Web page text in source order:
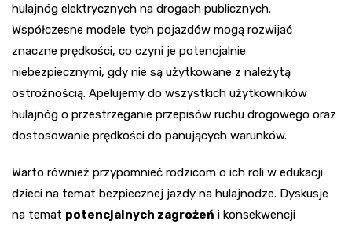
hulajnóg elektrycznych na drogach publicznych.
Współczesne modele tych pojazdów mogą rozwijać
znaczne prędkości, co czyni je potencjalnie
niebezpiecznymi, gdy nie są użytkowane z należytą
ostrożnością. Apelujemy do wszystkich użytkowników
hulajnóg o przestrzeganie przepisów ruchu drogowego oraz
dostosowanie prędkości do panujących warunków.
Warto również przypomnieć rodzicom o ich roli w edukacji
dzieci na temat bezpiecznej jazdy na hulajnodze. Dyskusje
na temat potencjalnych zagrożeń i konsekwencji